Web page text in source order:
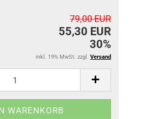
79,00 EUR
55,30 EUR
30%
inkl. 19% MwSt. zzgl. Versand